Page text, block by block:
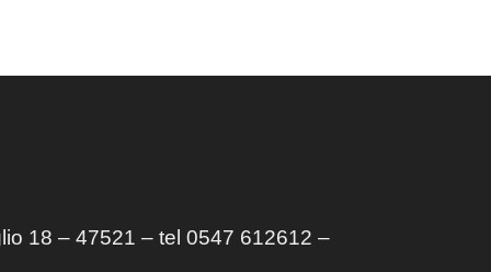
18 – 47521 – tel 0547 612612 –